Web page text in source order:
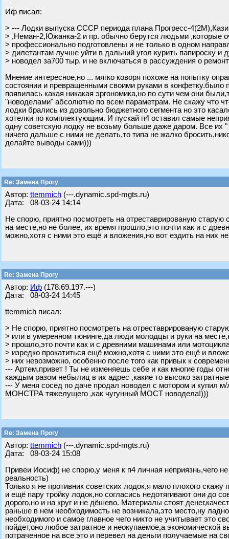
Иф писал:
> --- Лодки выпуска СССР периода плана Прогресс-
> ,Неман-2,Южанка-2 и пр. обычно берутся людьми ,которые
> профессионально подготовлены и не только в одном
> дилетантам лучше уйти в дальний угол курить папироску и
> новодел за700 тыр. и не включаться в рассуждения о
Мнение интересное,но ... мягко коворя похоже на попытку
состоянии и превращенными своими руками в конфетку.было
появилась какая никакая эргономика,но по сути чем они
"новоделами" абсолютно по всем параметрам. Не скажу что
лодки брались из довольно бюджетного сегмента но это
хотелки по комплектующим. И пускай п4 оставил самые
одну советскую лодку не возьму больше даже даром. Все их
ничего дальше с ними не делать,то типа не жалко
делайте выводы сами)))
Re: Замена Прогу
Автор: ttemmich (---.dynamic.spd-mgts.ru)
Дата: 08-03-24 14:14
Не спорю, приятно посмотреть на отреставрированую
на месте,но не более, их время прошло,это почти как и с
можно,хотя с ними это ещё и вложения,но вот ездить на них
Re: Замена Прогу
Автор: Иф (178.69.197.---)
Дата: 08-03-24 14:45
ttemmich писал:
> Не спорю, приятно посмотреть на отреставрированую
> или в умеренном тюнинге,да люди молодцы и руки на
> прошло,это почти как и с древними машинами или
> изредко прокатиться ещё можно,хотя с ними это ещё и
> них невозможно, особенно после того как привык к
--- Артем,привет ! Ты не изменяешь себе и как многие годы
каждым разом небылиц в их адрес ,какие то высоко
--- У меня сосед по даче продал новодел с мотором и купил
МОНСТРА тяжелущего ,как чугунный МОСТ новодела!)))
Re: Замена Прогу
Автор: ttemmich (---.dynamic.spd-mgts.ru)
Дата: 08-03-24 15:08
Привеи Иосиф) не спорю,у меня к п4 личная неприязнь,чего
реальность)
Только я не противник советских лодок,я мало плохого скажу
и ещё пару тройку лодок,но согласись недотягивают они до
дорого,но и на круг и не дёшево. Материалы стоят
раньше в нем необходимость не возникала,это место,ну
необходимого и самое главное чего никто не учитывает это
пойдет,оно любое затратное и неокупаемое,а экономической
потраченное на все это и перевел на деньги получаемые на